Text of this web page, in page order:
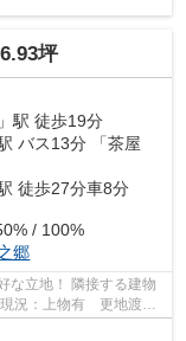
坪
」駅 徒歩19分
バス13分 「茶屋
徒歩27分車8分
/ 100%
郷
な立地！ 隣接する建物
現況：上物有 更地渡し